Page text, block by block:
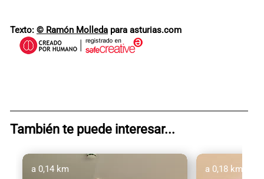
Texto: © Ramón Molleda para asturias.com
También te puede interesar...
a 0,14 km a 0,18 km